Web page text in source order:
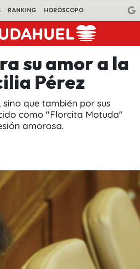
RANKING HORÓSCOPO
su amor a la
Pérez
que también por sus
como "Florcita Motuda"
amorosa.